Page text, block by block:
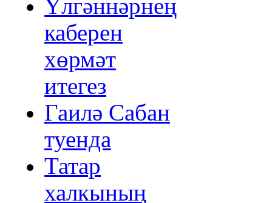
Үлгәннәрнең
каберен
хөрмәт
итегез
Гаилә Сабан
туенда
Татар
халкының